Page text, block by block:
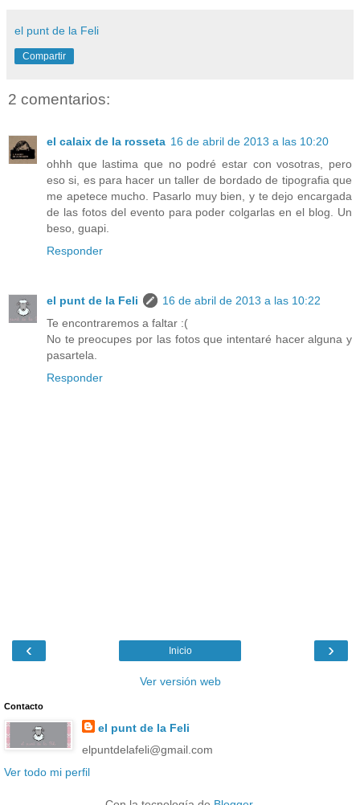
el punt de la Feli
Compartir
2 comentarios:
el calaix de la rosseta 16 de abril de 2013 a las 10:20
ohhh que lastima que no podré estar con vosotras, pero
eso si, es para hacer un taller de bordado de tipografia que
me apetece mucho. Pasarlo muy bien, y te dejo encargada
de las fotos del evento para poder colgarlas en el blog. Un
beso, guapi.
Responder
el punt de la Feli
16 de abril de 2013 a las 10:22
Te encontraremos a faltar :(
No te preocupes por las fotos que intentaré hacer alguna y
pasartela.
Responder
‹ ›
Inicio
Ver versión web
Contacto
el punt de la Feli
elpuntdelafeli@gmail.com
Ver todo mi perfil